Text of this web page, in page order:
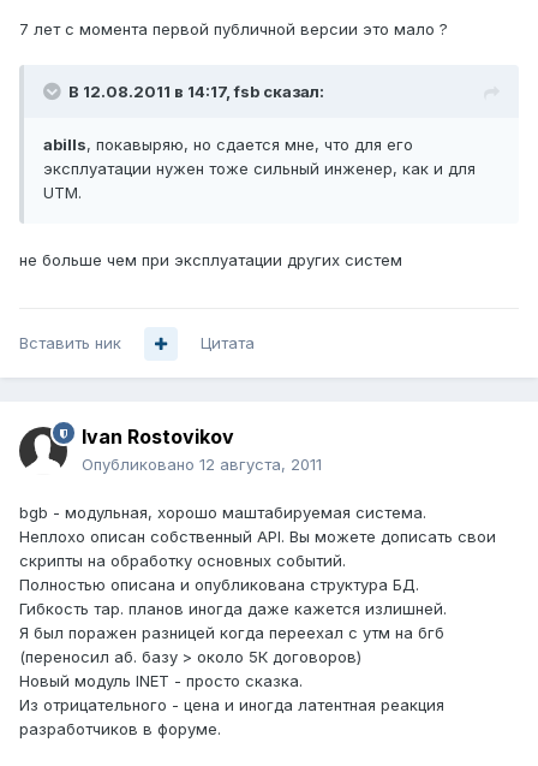
7 лет с момента первой публичной версии это мало ?
В 12.08.2011 в 14:17, fsb сказал:
abills, покавыряю, но сдается мне, что для его
эксплуатации нужен тоже сильный инженер, как и для
UTM.
не больше чем при эксплуатации других систем
Вставить ник Цитата
Ivan Rostovikov
Опубликовано 12 августа, 2011
bgb - модульная, хорошо маштабируемая система.
Неплохо описан собственный API. Вы можете дописать свои
скрипты на обработку основных событий.
Полностью описана и опубликована структура БД.
Гибкость тар. планов иногда даже кажется излишней.
Я был поражен разницей когда переехал с утм на бгб
(переносил аб. базу > около 5К договоров)
Новый модуль INET - просто сказка.
Из отрицательного - цена и иногда латентная реакция
разработчиков в форуме.